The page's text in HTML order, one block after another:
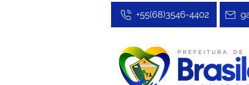
+55(68)3546-4402